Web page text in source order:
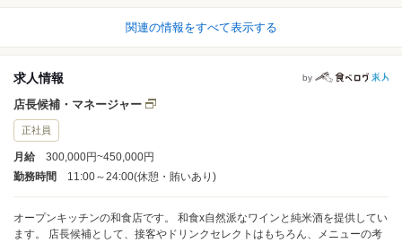
関連の情報をすべて表示する
求人情報 by
店長候補・マネージャー
正社員
月給
300,000円~450,000円
勤務時間
11:00～24:00(休憩・賄いあり)
オープンキッチンの和食店です。 和食x自然派なワインと純米酒を提供してい
ます。 店長候補として、接客やドリンクセレクトはもちろん、メニューの考